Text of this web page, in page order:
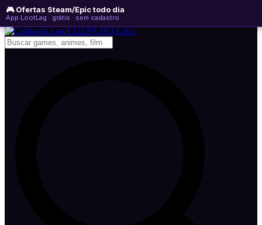
🎮 Ofertas Steam/Epic todo dia
App LootLag · grátis · sem cadastro
sábado, 08 de agosto de 2026 WhatsApp
Newsletter
CULPA DO LAG